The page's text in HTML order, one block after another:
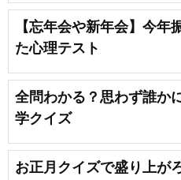
【忘年会や新年会】今年
た心理テスト
全問わかる？思わず誰か
学クイズ
お正月クイズで盛り上が